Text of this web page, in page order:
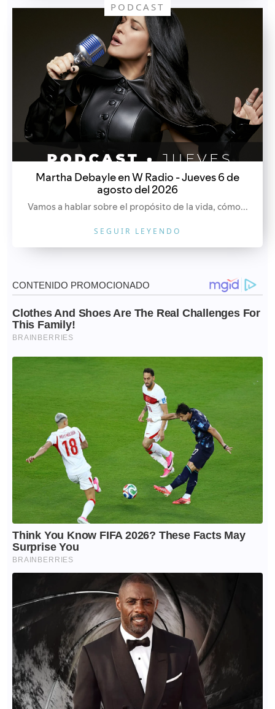
PODCAST
Martha Debayle en W Radio - Jueves 6 de
agosto del 2026
Vamos a hablar sobre el propósito de la vida, cómo...
SEGUIR LEYENDO